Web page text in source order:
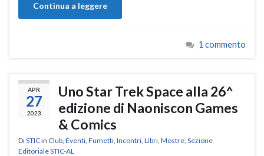
Continua a leggere
1 commento
APR
27
2023
Uno Star Trek Space alla 26^
edizione di Naoniscon Games
& Comics
DiSTICin Club Eventi Fumetti Incontri Libri Mostre Sezione
Editoriale STIC-AL